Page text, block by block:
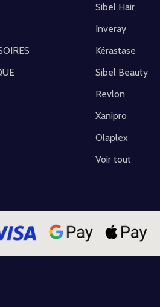
Sibel Hair
Inveray
Kérastase
Sibel Beauty
Revlon
Xanipro
Olaplex
Voir tout